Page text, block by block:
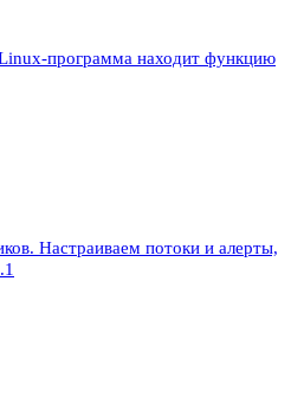
программа находит функцию
Настраиваем потоки и алерты,